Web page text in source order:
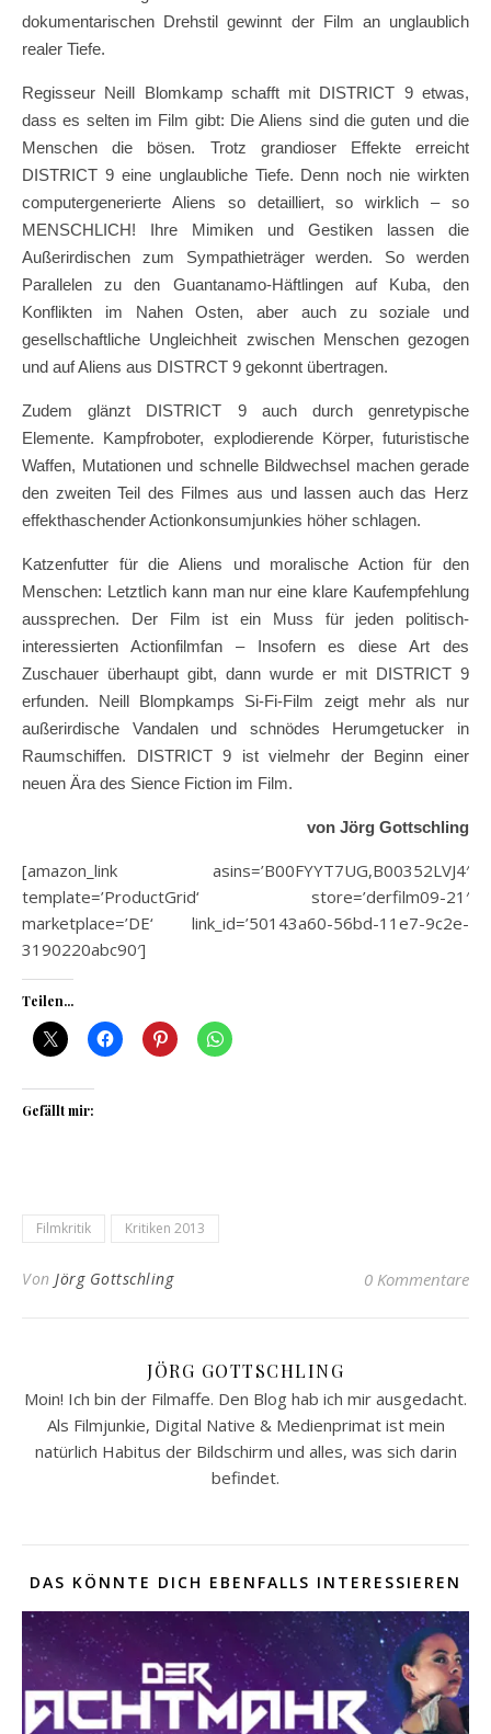
dokumentarischen Drehstil gewinnt der Film an unglaublich
realer Tiefe.
Regisseur Neill Blomkamp schafft mit DISTRICT 9 etwas,
dass es selten im Film gibt: Die Aliens sind die guten und die
Menschen die bösen. Trotz grandioser Effekte erreicht
DISTRICT 9 eine unglaubliche Tiefe. Denn noch nie wirkten
computergenerierte Aliens so detailliert, so wirklich – so
MENSCHLICH! Ihre Mimiken und Gestiken lassen die
Außerirdischen zum Sympathieträger werden. So werden
Parallelen zu den Guantanamo-Häftlingen auf Kuba, den
Konflikten im Nahen Osten, aber auch zu soziale und
gesellschaftliche Ungleichheit zwischen Menschen gezogen
und auf Aliens aus DISTRCT 9 gekonnt übertragen.
Zudem glänzt DISTRICT 9 auch durch genretypische
Elemente. Kampfroboter, explodierende Körper, futuristische
Waffen, Mutationen und schnelle Bildwechsel machen gerade
den zweiten Teil des Filmes aus und lassen auch das Herz
effekthaschender Actionkonsumjunkies höher schlagen.
Katzenfutter für die Aliens und moralische Action für den
Menschen: Letztlich kann man nur eine klare Kaufempfehlung
aussprechen. Der Film ist ein Muss für jeden politisch-
interessierten Actionfilmfan – Insofern es diese Art des
Zuschauer überhaupt gibt, dann wurde er mit DISTRICT 9
erfunden. Neill Blompkamps Si-Fi-Film zeigt mehr als nur
außerirdische Vandalen und schnödes Herumgetucker in
Raumschiffen. DISTRICT 9 ist vielmehr der Beginn einer
neuen Ära des Sience Fiction im Film.
von Jörg Gottschling
[amazon_link asins=’B00FYYT7UG,B00352LVJ4′
template=’ProductGrid‘ store=’derfilm09-21′
marketplace=’DE‘ link_id=’50143a60-56bd-11e7-9c2e-
3190220abc90′]
Teilen...
Gefällt mir:
Filmkritik Kritiken 2013
Von Jörg Gottschling 0 Kommentare
JÖRG GOTTSCHLING
Moin! Ich bin der Filmaffe. Den Blog hab ich mir ausgedacht.
Als Filmjunkie, Digital Native & Medienprimat ist mein
natürlich Habitus der Bildschirm und alles, was sich darin
befindet.
DAS KÖNNTE DICH EBENFALLS INTERESSIEREN